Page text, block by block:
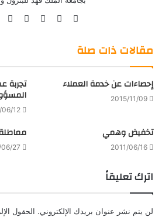
موقع
Facebook
Twitter
مقالات ذات صلة
إحصاءات عن خدمة العملاء
2015/11/09
تجربة
06/12
تخفيض وهمي
2011/06/16
06/27
اترك تعليقاً
لن يتم نشر عنوان بريدك الإلكتروني. الحقول